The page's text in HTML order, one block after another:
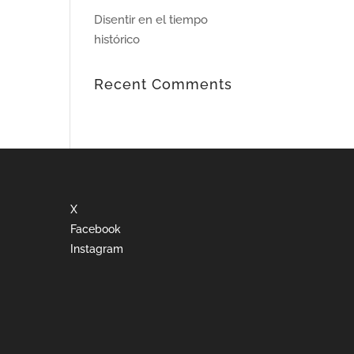
Disentir en el tiempo
histórico
Recent Comments
X
Facebook
Instagram